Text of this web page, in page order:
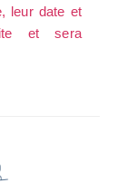
leur date et
et sera